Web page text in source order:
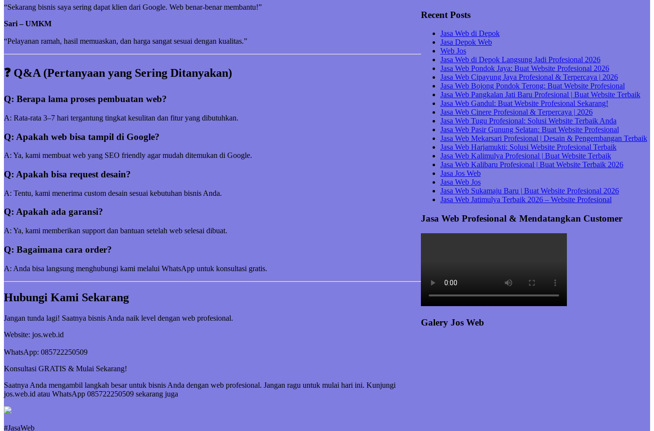
“Sekarang bisnis saya sering dapat klien dari Google. Web benar-benar membantu!”
Sari – UMKM
“Pelayanan ramah, hasil memuaskan, dan harga sangat sesuai dengan kualitas.”
❓ Q&A (Pertanyaan yang Sering Ditanyakan)
Q: Berapa lama proses pembuatan web?
A: Rata-rata 3–7 hari tergantung tingkat kesulitan dan fitur yang dibutuhkan.
Q: Apakah web bisa tampil di Google?
A: Ya, kami membuat web yang SEO friendly agar mudah ditemukan di Google.
Q: Apakah bisa request desain?
A: Tentu, kami menerima custom desain sesuai kebutuhan bisnis Anda.
Q: Apakah ada garansi?
A: Ya, kami memberikan support dan bantuan setelah web selesai dibuat.
Q: Bagaimana cara order?
A: Anda bisa langsung menghubungi kami melalui WhatsApp untuk konsultasi gratis.
Hubungi Kami Sekarang
Jangan tunda lagi! Saatnya bisnis Anda naik level dengan web profesional.
Website: jos.web.id
WhatsApp: 085722250509
Konsultasi GRATIS & Mulai Sekarang!
Saatnya Anda mengambil langkah besar untuk bisnis Anda dengan web profesional. Jangan ragu untuk mulai hari ini. Kunjungi
jos.web.id atau WhatsApp 085722250509 sekarang juga
#JasaWeb
Recent Posts
Jasa Web di Depok
Jasa Depok Web
Web Jos
Jasa Web di Depok Langsung Jadi Profesional 2026
Jasa Web Pondok Jaya: Buat Website Profesional 2026
Jasa Web Cipayung Jaya Profesional & Terpercaya | 2026
Jasa Web Bojong Pondok Terong: Buat Website Profesional
Jasa Web Pangkalan Jati Baru Profesional | Buat Website Terbaik
Jasa Web Gandul: Buat Website Profesional Sekarang!
Jasa Web Cinere Profesional & Terpercaya | 2026
Jasa Web Tugu Profesional: Solusi Website Terbaik Anda
Jasa Web Pasir Gunung Selatan: Buat Website Profesional
Jasa Web Mekarsari Profesional | Desain & Pengembangan Terbaik
Jasa Web Harjamukti: Solusi Website Profesional Terbaik
Jasa Web Kalimulya Profesional | Buat Website Terbaik
Jasa Web Kalibaru Profesional | Buat Website Terbaik 2026
Jasa Jos Web
Jasa Web Jos
Jasa Web Sukamaju Baru | Buat Website Profesional 2026
Jasa Web Jatimulya Terbaik 2026 – Website Profesional
Jasa Web Profesional & Mendatangkan Customer
Galery Jos Web